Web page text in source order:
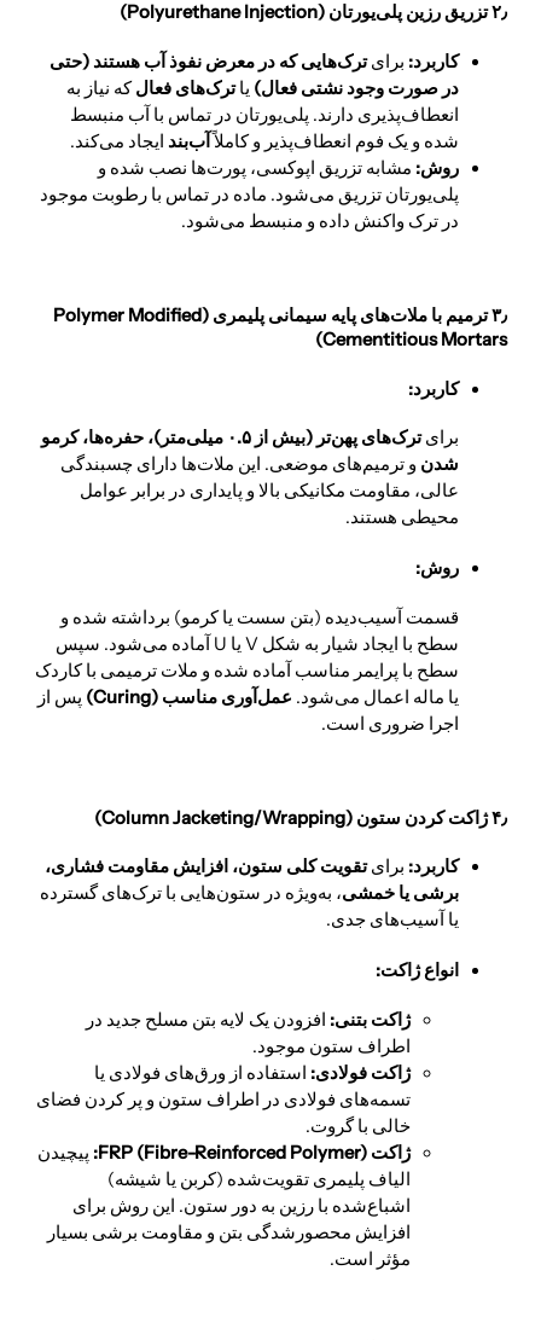
۲٫ تزریق رزین پلی‌یورتان (Polyurethane Injection)
کاربرد: برایترک‌هایی که در معرض نفوذ آب هستند (حتی
در صورت وجود نشتی فعال) یاترک‌های فعالکه نیاز به
انعطاف‌پذیری دارند. پلی‌یورتان در تماس با آب منبسط
شده و یک فوم انعطاف‌پذیر و کاملاً آب‌بند ایجاد می‌کند.
روش: مشابه تزریق اپوکسی، پورت‌ها نصب شده و
پلی‌یورتان تزریق می‌شود. ماده در تماس با رطوبت موجود
در ترک واکنش داده و منبسط می‌شود.
۳٫ ترمیم با ملات‌های پایه سیمانی پلیمری (Polymer Modified
Cementitious Mortars)
کاربرد:
برای
ترک‌های پهن‌تر (بیش از ۰.۵ میلی‌متر)، حفره‌ها، کرمو
شدن و ترمیم‌های موضعی. این ملات‌ها دارای چسبندگی
عالی، مقاومت مکانیکی بالا و پایداری در برابر عوامل
محیطی هستند.
روش:
قسمت آسیب‌دیده (بتن سست یا کرمو) برداشته شده و
سطح با ایجاد شیار به شکل V یا U آماده می‌شود. سپس
سطح با پرایمر مناسب آماده شده و ملات ترمیمی با کاردک
یا ماله اعمال می‌شود. عمل‌آوری مناسب (Curing)
پس از
اجرا ضروری است.
۴٫ ژاکت کردن ستون (Column Jacketing/Wrapping)
کاربرد: برایتقویت کلی ستون، افزایش مقاومت فشاری،
برشی یا خمشی، به‌ویژه در ستون‌هایی با ترک‌های گسترده
یا آسیب‌های جدی.
انواع ژاکت:
ژاکت بتنی: افزودن یک لایه بتن مسلح جدید در
اطراف ستون موجود.
ژاکت فولادی: استفاده از ورق‌های فولادی یا
تسمه‌های فولادی در اطراف ستون و پر کردن فضای
خالی با گروت.
ژاکت FRP (Fibre-Reinforced Polymer):
پیچیدن
الیاف پلیمری تقویت‌شده (کربن یا شیشه)
اشباع‌شده با رزین به دور ستون. این روش برای
افزایش محصورشدگی بتن و مقاومت برشی بسیار
مؤثر است.